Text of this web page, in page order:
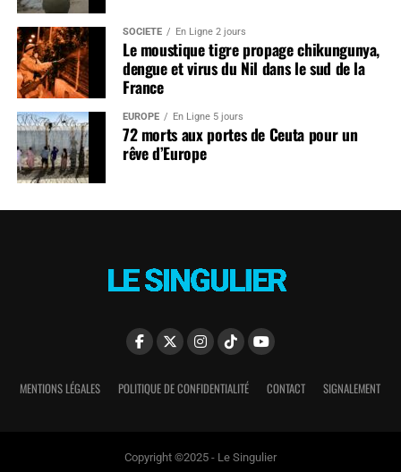
SOCIÉTÉ En Ligne 2 jours
Le moustique tigre propage chikungunya,
dengue et virus du Nil dans le sud de la
France
EUROPE En Ligne 5 jours
72 morts aux portes de Ceuta pour un
rêve d’Europe
MENTIONS LÉGALES POLITIQUE DE CONFIDENTIALITÉ CONTACT SIGNALEMENT
Copyright ©2025 - Le Singulier